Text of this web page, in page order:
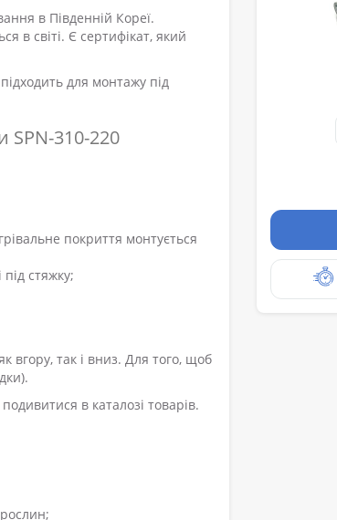
в Південній Кореї.
в світі. Є сертифікат, який
для монтажу під
SPN-310-220
покриття монтується
стяжку;
так і вниз. Для того, щоб
в каталозі товарів.